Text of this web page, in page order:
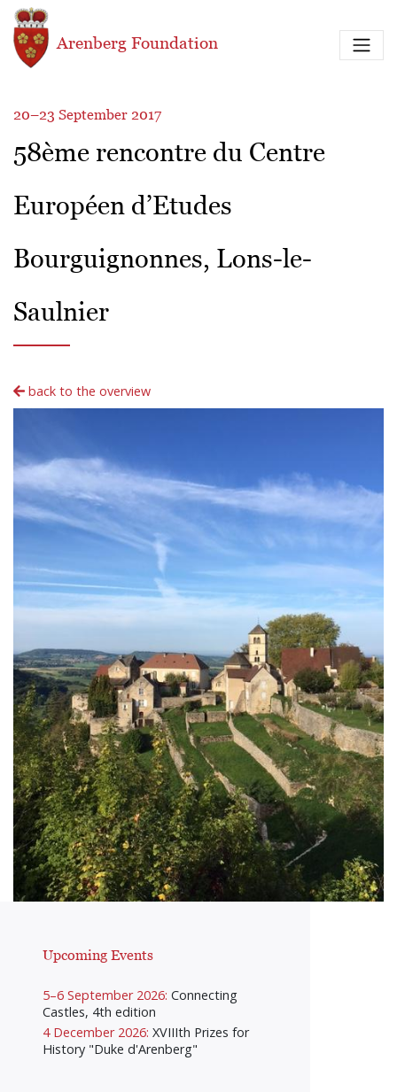
Skip to main content
Arenberg Foundation
20–23 September 2017
58ème rencontre du Centre
Européen d’Etudes
Bourguignonnes, Lons-le-
Saulnier
back to the overview
Upcoming Events
5–6 September 2026: Connecting
Castles, 4th edition
4 December 2026: XVIIIth Prizes for
History "Duke d'Arenberg"